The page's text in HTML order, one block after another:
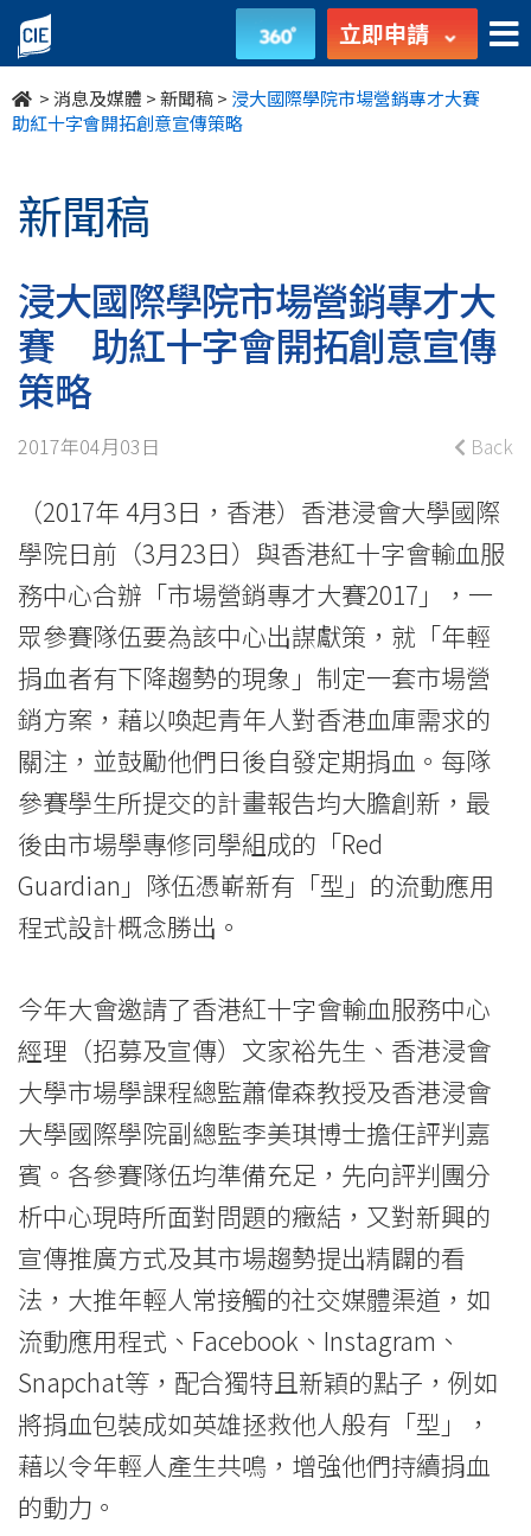
浸
大
國
學
院
市
場
營
專
才
大
賽
助
紅
十
字
會
開
拓
創
意
宣
傳
策
略
學
院
立即申請
>消息及媒體 >新聞稿> 浸大國際學院市場營銷專才大賽
助紅十字會開拓創意宣傳策略
新聞稿
浸大國際學院市場營銷專才大
賽 助紅十字會開拓創意宣傳
策略
2017年04月03日 Back
（2017年 4月3日，香港）香港浸會大學國際
學院日前（3月23日）與香港紅十字會輸血服
務中心合辦「市場營銷專才大賽2017」，一
眾參賽隊伍要為該中心出謀獻策，就「年輕
捐血者有下降趨勢的現象」制定一套市場營
銷方案，藉以喚起青年人對香港血庫需求的
關注，並鼓勵他們日後自發定期捐血。每隊
參賽學生所提交的計畫報告均大膽創新，最
後由市場學專修同學組成的「Red
Guardian」隊伍憑嶄新有「型」的流動應用
程式設計概念勝出。
今年大會邀請了香港紅十字會輸血服務中心
經理（招募及宣傳）文家裕先生、香港浸會
大學市場學課程總監蕭偉森教授及香港浸會
大學國際學院副總監李美琪博士擔任評判嘉
賓。各參賽隊伍均準備充足，先向評判團分
析中心現時所面對問題的癥結，又對新興的
宣傳推廣方式及其市場趨勢提出精闢的看
法，大推年輕人常接觸的社交媒體渠道，如
流動應用程式、Facebook、Instagram、
Snapchat等，配合獨特且新穎的點子，例如
將捐血包裝成如英雄拯救他人般有「型」，
藉以令年輕人產生共鳴，增強他們持續捐血
的動力。